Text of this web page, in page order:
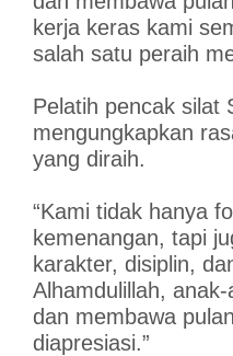
kerja keras kami
salah satu peraih
Pelatih pencak silat
mengungkapkan
yang diraih.
“Kami tidak hanya
kemenangan, tapi
karakter, disiplin,
Alhamdulillah,
dan membawa
diapresiasi.”